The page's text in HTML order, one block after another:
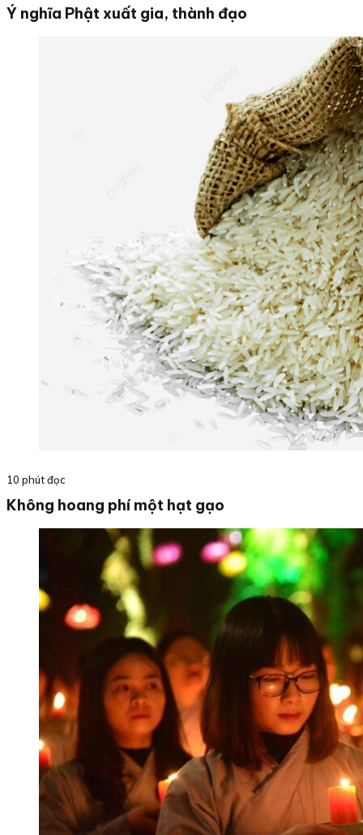
Ý nghĩa Phật xuất gia, thành đạo
10 phút đọc
Không hoang phí một hạt gạo